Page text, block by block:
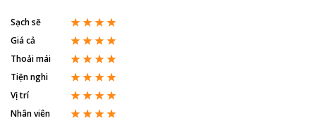
Sạch sẽ
Giá cả
Thoải mái
Tiện nghi
Vị trí
Nhân viên